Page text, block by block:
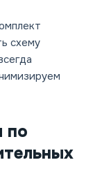
схему
по